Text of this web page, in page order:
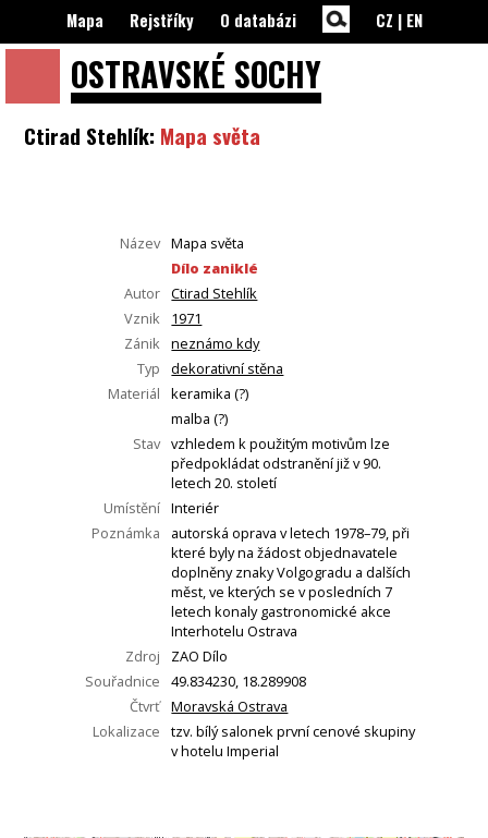
OSTRAVSKÉ SOCHY
Mapa Rejstříky O databázi CZ | EN
Ctirad Stehlík: Mapa světa
Název Mapa světa
Dílo zaniklé
Autor Ctirad Stehlík
Vznik
1971
Zánik neznámo kdy
Typ
dekorativní stěna
Materiál
keramika (?)
malba (?)
Stav vzhledem k použitým motivům lze
předpokládat odstranění již v 90.
letech 20. století
Umístění Interiér
Poznámka
autorská oprava v letech 1978–79, při
které byly na žádost objednavatele
doplněny znaky Volgogradu a dalších
měst, ve kterých se v posledních 7
letech konaly gastronomické akce
Interhotelu Ostrava
Zdroj
ZAO Dílo
Souřadnice
49.834230, 18.289908
Čtvrť Moravská Ostrava
Lokalizace
tzv. bílý salonek první cenové skupiny
v hotelu Imperial